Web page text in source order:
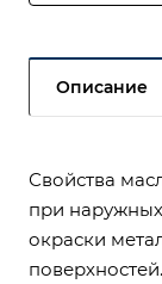
Описание
Свойства
при
окраски